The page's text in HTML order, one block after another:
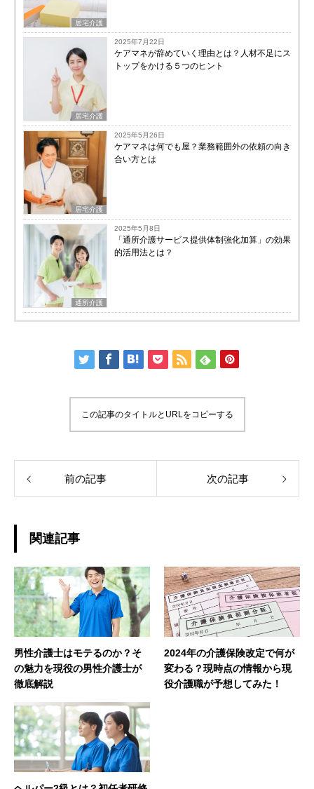
居宅介護
居宅介護
2025年7月22日
ケアマネが辞めていく理由とは？人材不足にス
トップをかける５つのヒント
居宅介護
2025年5月26日
ケアマネは何でも屋？業務範囲外の依頼の向き
合い方とは
通所介護
2025年5月8日
「通所介護サービス提供体制強化加算」の効果
的活用法とは？
この記事のタイトルとURLをコピーする
前の記事 次の記事
関連記事
男性介護士はモテるのか？そ
の魅力を現役の男性介護士が
徹底解説
2024年の介護保険改定で何が
変わる？現時点の情報から現
役介護職が予想してみた！